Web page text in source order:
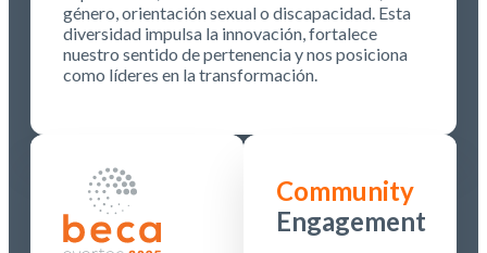
género, orientación sexual o discapacidad. Esta
diversidad impulsa la innovación, fortalece
nuestro sentido de pertenencia y nos posiciona
como líderes en la transformación.
Community
Engagement